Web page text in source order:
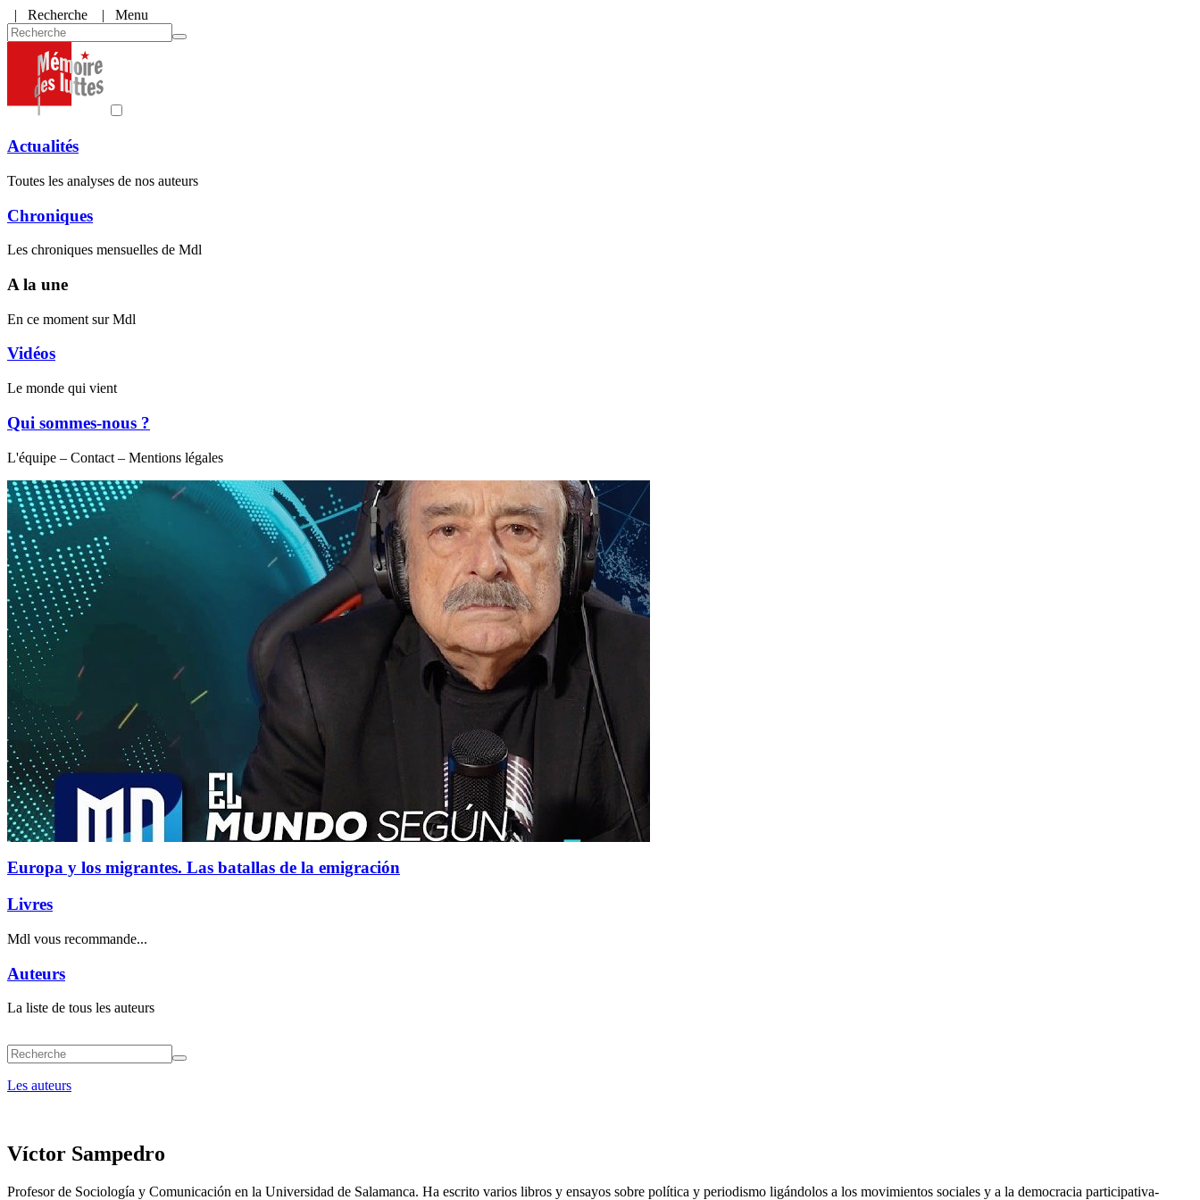
| Recherche | Menu
Actualités
Toutes les analyses de nos auteurs
Chroniques
Les chroniques mensuelles de Mdl
A la une
En ce moment sur Mdl
Vidéos
Le monde qui vient
Qui sommes-nous ?
L'équipe – Contact – Mentions légales
Europa y los migrantes. Las batallas de la emigración
Livres
Mdl vous recommande...
Auteurs
La liste de tous les auteurs
Les auteurs
Víctor Sampedro
Profesor de Sociología y Comunicación en la Universidad de Salamanca. Ha escrito varios libros y ensayos sobre política y periodismo ligándolos a los movimientos sociales y a la democracia participativa-